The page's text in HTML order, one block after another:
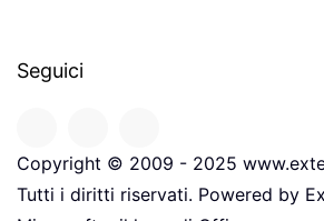
Seguici
Copyright © 2009 - 2025
Tutti i diritti riservati. Powered by